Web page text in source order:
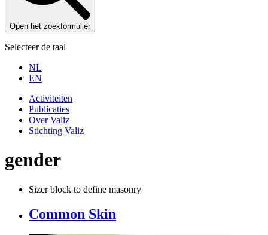
Open het zoekformulier
Selecteer de taal
NL
EN
Activiteiten
Publicaties
Over Valiz
Stichting Valiz
gender
Sizer block to define masonry
Common Skin